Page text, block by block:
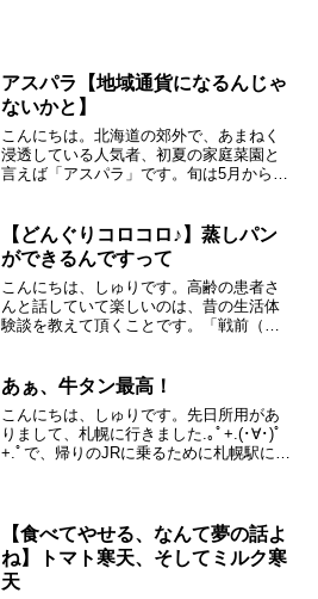
アスパラ【地域通貨になるんじゃ
ないかと】
こんにちは。北海道の郊外で、あまねく
浸透している人気者、初夏の家庭菜園と
言えば「アスパラ」です。旬は5月から6
しょう。近所から、そして職場のおばち
ゃんたち、やり取りされ...
【どんぐりコロコロ♪】蒸しパン
ができるんですって
こんにちは、しゅりです。高齢の患者さ
んと話していて楽しいのは、昔の生活体
験談を教えて頂くことです。「戦前（も
「♪戦争を知らない子供たち♪」の歌すら
知らない世代なもので、...
あぁ、牛タン最高！
こんにちは、しゅりです。先日所用があ
りまして、札幌に行きました.｡ﾟ+.(･∀･)ﾟ
+.ﾟで、帰りのJRに乗るために札幌駅に来
日だっ...
【食べてやせる、なんて夢の話よ
ね】トマト寒天、そしてミルク寒
天